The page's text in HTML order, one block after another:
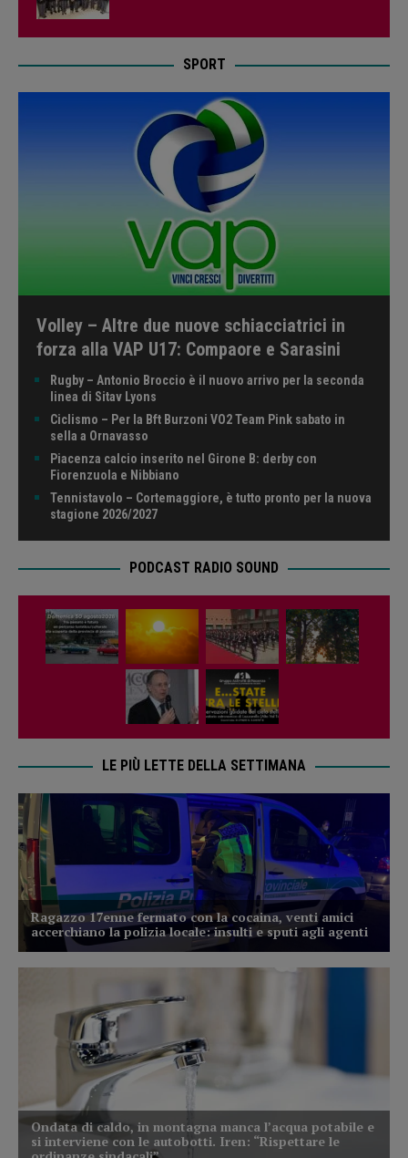
SPORT
Volley – Altre due nuove schiacciatrici in
forza alla VAP U17: Compaore e Sarasini
Rugby – Antonio Broccio è il nuovo arrivo per la seconda
linea di Sitav Lyons
Ciclismo – Per la Bft Burzoni VO2 Team Pink sabato in
sella a Ornavasso
Piacenza calcio inserito nel Girone B: derby con
Fiorenzuola e Nibbiano
Tennistavolo – Cortemaggiore, è tutto pronto per la nuova
stagione 2026/2027
PODCAST RADIO SOUND
LE PIÙ LETTE DELLA SETTIMANA